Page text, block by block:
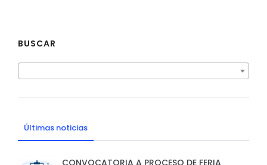
BUSCAR
Últimas noticias
CONVOCATORIA A PROCESO DE FERIA